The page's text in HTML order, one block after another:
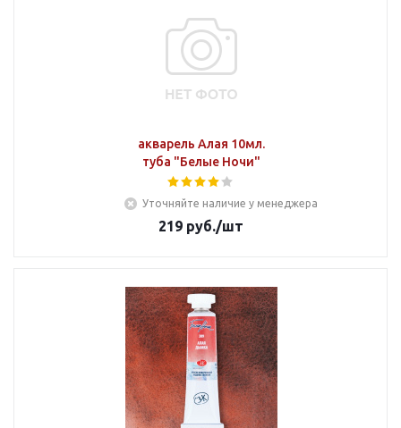
акварель Алая 10мл.
туба "Белые Ночи"
Уточняйте наличие у менеджера
219 руб./шт